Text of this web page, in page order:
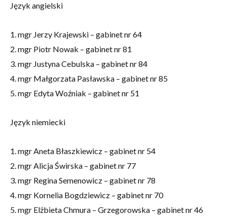
Język angielski
1. mgr Jerzy Krajewski – gabinet nr 64
2. mgr Piotr Nowak – gabinet nr 81
3. mgr Justyna Cebulska – gabinet nr 84
4. mgr Małgorzata Pasławska – gabinet nr 85
5. mgr Edyta Woźniak – gabinet nr 51
Język niemiecki
1. mgr Aneta Błaszkiewicz – gabinet nr 54
2. mgr Alicja Świrska – gabinet nr 77
3. mgr Regina Semenowicz – gabinet nr 78
4. mgr Kornelia Bogdziewicz – gabinet nr 70
5. mgr Elżbieta Chmura – Grzegorowska – gabinet nr 46